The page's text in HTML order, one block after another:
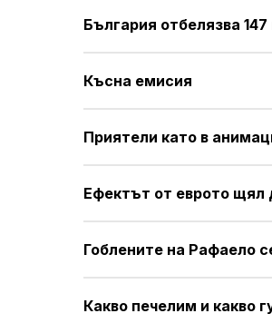
България отбелязва
Късна емисия
Приятели като в
Ефектът от еврото щял
Гоблените на Рафаело
Какво печелим и какво